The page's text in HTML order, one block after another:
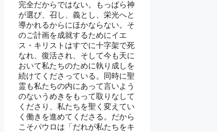
完全だからではない。もっぱら神
が選び、召し、義とし、栄光へと
導かれるからにほかならない。そ
のご計画を成就するためにイエ
ス・キリストはすでに十字架で死
なれ、復活され、そして今も天に
おいて私たちのために執り成しを
続けてくださっている。同時に聖
霊も私たちの内にあって言いよう
のないうめきをもって取りなして
くださり、私たちを聖く変えてい
く働きを進めてくださる。だから
こそパウロは「だれが私たちをキ